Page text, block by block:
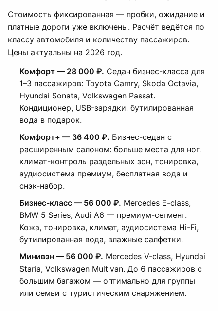
Стоимость фиксированная — пробки, ожидание и
платные дороги уже включены. Расчёт ведётся по
классу автомобиля и количеству пассажиров.
Цены актуальны на 2026 год.
Комфорт — 28 000 ₽. Седан бизнес-класса для
1–3 пассажиров: Toyota Camry, Skoda Octavia,
Hyundai Sonata, Volkswagen Passat.
Кондиционер, USB-зарядки, бутилированная
вода в подарок.
Комфорт+ — 36 400 ₽. Бизнес-седан с
расширенным салоном: больше места для ног,
климат-контроль раздельных зон, тонировка,
аудиосистема премиум, бесплатная вода и
снэк-набор.
Бизнес-класс — 56 000 ₽. Mercedes E-class,
BMW 5 Series, Audi A6 — премиум-сегмент.
Кожа, тонировка, климат, аудиосистема Hi-Fi,
бутилированная вода, влажные салфетки.
Минивэн — 56 000 ₽. Mercedes V-class, Hyundai
Staria, Volkswagen Multivan. До 6 пассажиров с
большим багажом — оптимально для группы
или семьи с туристическим снаряжением.